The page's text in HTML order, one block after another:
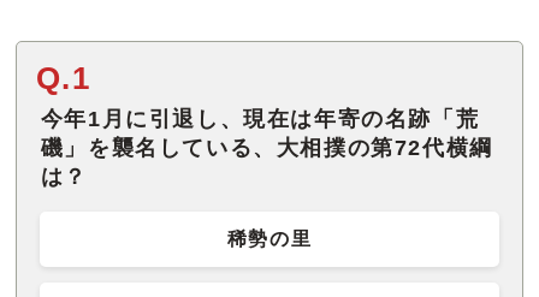
Q.1
今年1月に引退し、現在は年寄の名跡「荒
磯」を襲名している、大相撲の第72代横綱
は？
稀勢の里